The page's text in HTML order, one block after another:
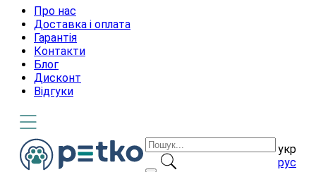
Про нас
Доставка і оплата
Гарантія
Контакти
Блог
Дисконт
Відгуки
укр
рус